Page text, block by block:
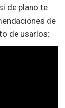
de plano te
de
de usarlos: